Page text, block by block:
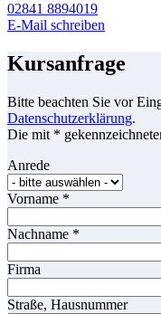
02841 8894019
E-Mail schreiben
Kursanfrage
Bitte beachten Sie vor
Datenschutzerklärung.
Die mit *
Anrede
Vorname *
Nachname *
Firma
Straße, Hausnummer